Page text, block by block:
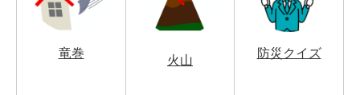
竜巻
火山
防災クイズ